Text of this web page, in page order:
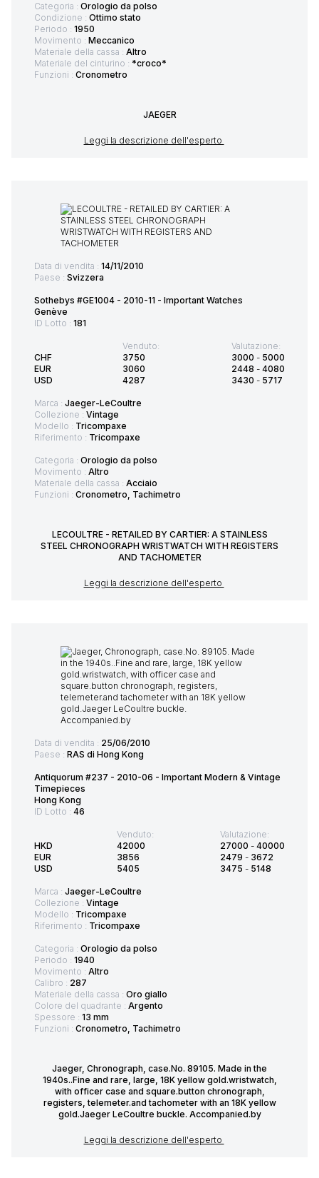
Categoria : Orologio da polso
Condizione : Ottimo stato
Periodo : 1950
Movimento : Meccanico
Materiale della cassa : Altro
Materiale del cinturino : *croco*
Funzioni : Cronometro
JAEGER
Leggi la descrizione dell'esperto
Data di vendita : 14/11/2010
Paese : Svizzera
Sothebys #GE1004 - 2010-11 - Important Watches
Genève
ID Lotto : 181
CHF
EUR
USD
Venduto:
3750
3060
4287
Valutazione:
3000 - 5000
2448 - 4080
3430 - 5717
Marca : Jaeger-LeCoultre
Collezione : Vintage
Modello : Tricompaxe
Riferimento : Tricompaxe
Categoria : Orologio da polso
Movimento : Altro
Materiale della cassa : Acciaio
Funzioni : Cronometro, Tachimetro
LECOULTRE - RETAILED BY CARTIER: A STAINLESS
STEEL CHRONOGRAPH WRISTWATCH WITH REGISTERS
AND TACHOMETER
Leggi la descrizione dell'esperto
Data di vendita : 25/06/2010
Paese : RAS di Hong Kong
Antiquorum #237 - 2010-06 - Important Modern & Vintage
Timepieces
Hong Kong
ID Lotto : 46
HKD
EUR
USD
Venduto:
42000
3856
5405
Valutazione:
27000 - 40000
2479 - 3672
3475 - 5148
Marca : Jaeger-LeCoultre
Collezione : Vintage
Modello : Tricompaxe
Riferimento : Tricompaxe
Categoria : Orologio da polso
Periodo : 1940
Movimento : Altro
Calibro : 287
Materiale della cassa : Oro giallo
Colore del quadrante : Argento
Spessore : 13 mm
Funzioni : Cronometro, Tachimetro
Jaeger, Chronograph, case.No. 89105. Made in the
1940s..Fine and rare, large, 18K yellow gold.wristwatch,
with officer case and square.button chronograph,
registers, telemeter.and tachometer with an 18K yellow
gold.Jaeger LeCoultre buckle. Accompanied.by
Leggi la descrizione dell'esperto